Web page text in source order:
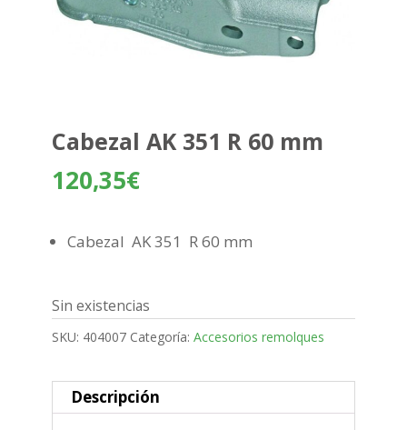
Cabezal AK 351 R 60 mm
120,35€
Cabezal AK 351 R 60 mm
Sin existencias
SKU: 404007 Categoría: Accesorios remolques
Descripción